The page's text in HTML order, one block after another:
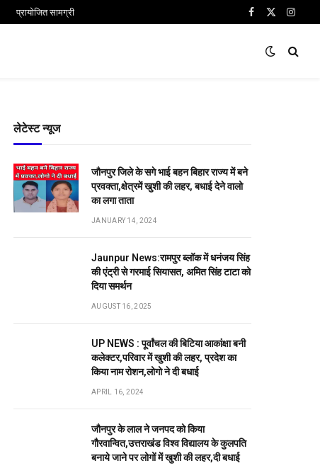
प्रायोजित सामग्री Facebook
X
लेटेस्ट न्यूज
जौनपुर जिले के सगे भाई बहन बिहार राज्य में बने
प्रवक्ता,क्षेत्रमें खुशी की लहर, बधाई देने वालो
का लगा ताता
JANUARY 14, 2024
Jaunpur News:रामपुर ब्लॉक में धनंजय सिंह
की एंट्री से गरमाई सियासत, अमित सिंह टाटा को
दिया समर्थन
AUGUST 16, 2025
UP NEWS : पूर्वांचल की बिटिया आकांक्षा बनी
कलेक्टर,परिवार में खुशी की लहर, प्रदेश का
किया नाम रोशन,लोगो ने दी बधाई
APRIL 16, 2024
जौनपुर के लाल ने जनपद को किया
गौरवान्वित,उत्तराखंड विश्व विद्यालय के कुलपति
बनाये जाने पर लोगों में खुशी की लहर,दी बधाई